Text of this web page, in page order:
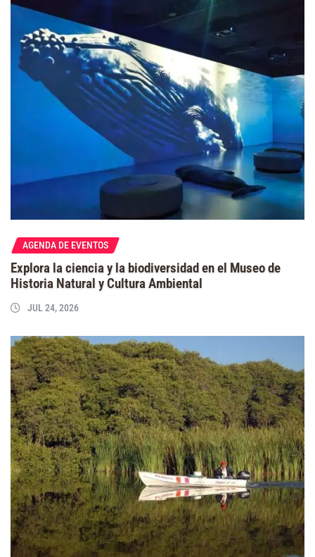
AGENDA DE EVENTOS
Explora la ciencia y la biodiversidad en el Museo de
Historia Natural y Cultura Ambiental
JUL 24, 2026